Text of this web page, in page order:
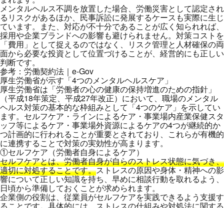
メンタルヘルス不調を放置した場合、労働災害として認定され
るリスクがあるほか、民事訴訟に発展するケースも実際に生じ
ています。また、対応が不十分であることが広く知られれば、
採用や企業ブランドへの影響も避けられません。対策コストを
「費用」として捉えるのではなく、リスク管理と人材確保の両
面から必要な投資として位置づけることが、経営的にも正しい
判断です。
参考： 労働契約法｜e-Gov
厚生労働省が示す「4つのメンタルヘルスケア」
厚生労働省は「労働者の心の健康の保持増進のための指針」
（平成18年策定、平成27年改正）において、職場のメンタル
ヘルス対策の基本的な枠組みとして「4つのケア」を示してい
ます。セルフケア・ラインによるケア・事業場内産業保健スタ
ッフ等によるケア・事業場外資源によるケアの4つが継続的か
つ計画的に行われることが重要とされており、これらが有機的
に連携することで対策の実効性が高まります。
①セルフケア（労働者自身によるケア）
セルフケアとは、労働者自身が自らのストレス状態に気づき、
適切に対処することです。ストレスの原因や身体・精神への影
響について正しい知識を持ち、早めに相談行動を取れるよう、
日頃から準備しておくことが求められます。
企業側の役割は、従業員がセルフケアを実践できるよう支援す